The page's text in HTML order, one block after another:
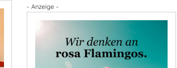
- Anzeige -